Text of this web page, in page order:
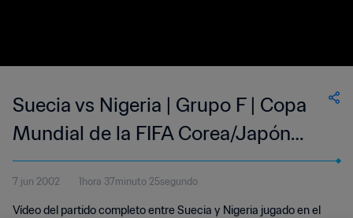
Suecia vs Nigeria | Grupo F | Copa
Mundial de la FIFA Corea/Japón
2002™ | Partido completo
7 jun 2002 1hora 37minuto 25segundo
Vídeo del partido completo entre Suecia y Nigeria jugado en el